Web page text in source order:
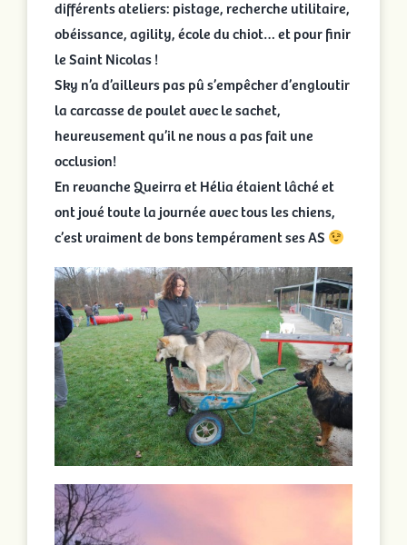
différents ateliers: pistage, recherche utilitaire,
obéissance, agility, école du chiot… et pour finir
le Saint Nicolas !
Sky n’a d’ailleurs pas pû s’empêcher d’engloutir
la carcasse de poulet avec le sachet,
heureusement qu’il ne nous a pas fait une
occlusion!
En revanche Queirra et Hélia étaient lâché et
ont joué toute la journée avec tous les chiens,
c’est vraiment de bons tempérament ses AS